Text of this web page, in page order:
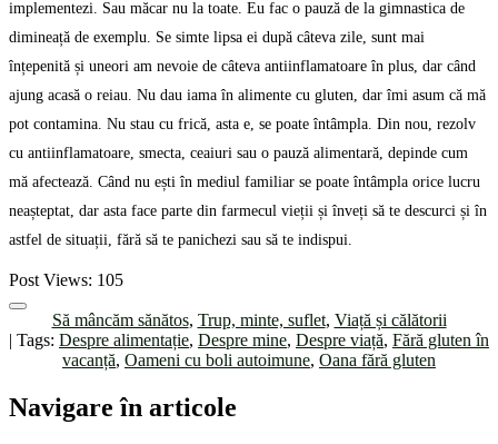
implementezi. Sau măcar nu la toate. Eu fac o pauză de la gimnastica de
dimineață de exemplu. Se simte lipsa ei după câteva zile, sunt mai
înțepenită și uneori am nevoie de câteva antiinflamatoare în plus, dar când
ajung acasă o reiau. Nu dau iama în alimente cu gluten, dar îmi asum că mă
pot contamina. Nu stau cu frică, asta e, se poate întâmpla. Din nou, rezolv
cu antiinflamatoare, smecta, ceaiuri sau o pauză alimentară, depinde cum
mă afectează. Când nu ești în mediul familiar se poate întâmpla orice lucru
neașteptat, dar asta face parte din farmecul vieții și înveți să te descurci și în
astfel de situații, fără să te panichezi sau să te indispui.
Post Views: 105
Să mâncăm sănătos, Trup, minte, suflet, Viață și călătorii
| Tags: Despre alimentație, Despre mine, Despre viață, Fără gluten în
vacanță, Oameni cu boli autoimune, Oana fără gluten
Navigare în articole